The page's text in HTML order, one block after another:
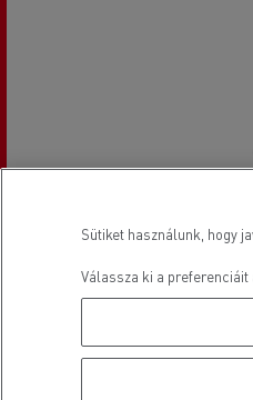
Sütiket használunk, hogy
Válassza ki a preferenciáit